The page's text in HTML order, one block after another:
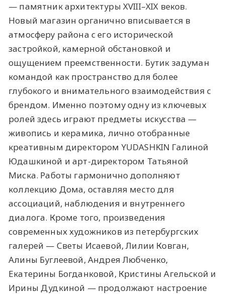
— памятник архитектуры XVIII–XIX веков.
Новый магазин органично вписывается в
атмосферу района с его исторической
застройкой, камерной обстановкой и
ощущением преемственности. Бутик задуман
командой как пространство для более
глубокого и внимательного взаимодействия с
брендом. Именно поэтому одну из ключевых
ролей здесь играют предметы искусства —
живопись и керамика, лично отобранные
креативным директором YUDASHKIN Галиной
Юдашкиной и арт-директором Татьяной
Миска. Работы гармонично дополняют
коллекцию Дома, оставляя место для
ассоциаций, наблюдения и внутреннего
диалога. Кроме того, произведения
современных художников из петербургских
галерей — Светы Исаевой, Лилии Ковган,
Алины Буглеевой, Андрея Любченко,
Екатерины Богданковой, Кристины Агельской и
Ирины Дудкиной — продолжают настроение